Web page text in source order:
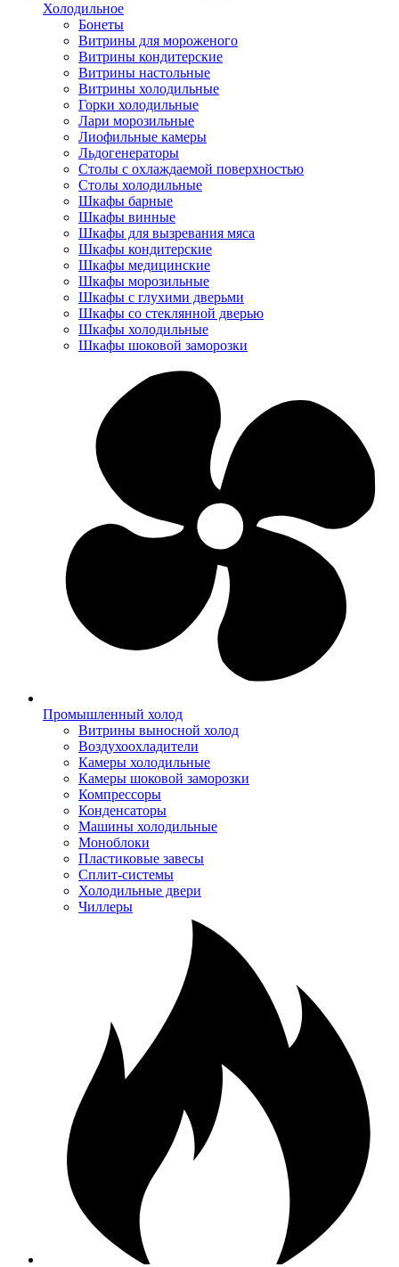
Холодильное
Бонеты
Витрины для мороженого
Витрины кондитерские
Витрины настольные
Витрины холодильные
Горки холодильные
Лари морозильные
Лиофильные камеры
Льдогенераторы
Столы с охлаждаемой поверхностью
Столы холодильные
Шкафы барные
Шкафы винные
Шкафы для вызревания мяса
Шкафы кондитерские
Шкафы медицинские
Шкафы морозильные
Шкафы с глухими дверьми
Шкафы со стеклянной дверью
Шкафы холодильные
Шкафы шоковой заморозки
Промышленный холод
Витрины выносной холод
Воздухоохладители
Камеры холодильные
Камеры шоковой заморозки
Компрессоры
Конденсаторы
Машины холодильные
Моноблоки
Пластиковые завесы
Сплит-системы
Холодильные двери
Чиллеры